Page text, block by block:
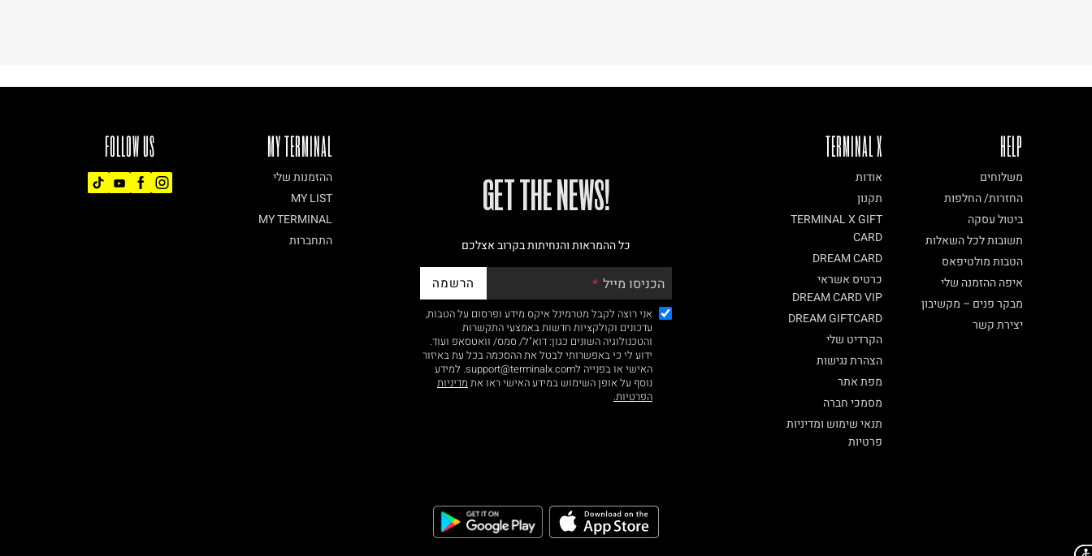
FOLLOW US MY TERMINAL
ההזמנות שלי
MY LIST
MY TERMINAL
התחברות
!GET THE NEWS
כל ההמראות והנחיתות בקרוב אצלכם
הכניסו מייל הרשמה
אני רוצה לקבל מטרמינל איקס מידע ופרסום על הטבות,
עדכונים וקולקציות חדשות באמצעי התקשרות
והטכנולוגיה השונים כגון: דוא"ל/ סמס/ וואטסאפ ועוד.
ידוע לי כי באפשרותי לבטל את ההסכמה בכל עת באיזור
האישי או בפנייה לsupport@terminalx.com. למידע
נוסף על אופן השימוש במידע האישי ראו את מדיניות
הפרטיות.
TERMINAL X
אודות
תקנון
TERMINAL X GIFT
CARD
DREAM CARD
כרטיס אשראי
DREAM CARD VIP
DREAM GIFTCARD
הקרדיט שלי
הצהרת נגישות
מפת אתר
מסמכי חברה
תנאי שימוש ומדיניות
פרטיות
HELP
משלוחים
החזרות/ החלפות
ביטול עסקה
תשובות לכל השאלות
הטבות מולטיפאס
איפה ההזמנה שלי
מבקר פנים – מקשיבון
יצירת קשר